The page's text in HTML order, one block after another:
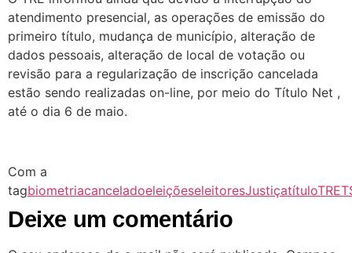
atendimento presencial, as operações de emissão do
primeiro título, mudança de município, alteração de
dados pessoais, alteração de local de votação ou
revisão para a regularização de inscrição cancelada
estão sendo realizadas on-line, por meio do Título Net ,
até o dia 6 de maio.
Com a
tagbiometriacanceladoeleiçõeseleitoresJustiçatítuloTRE
Deixe um comentário